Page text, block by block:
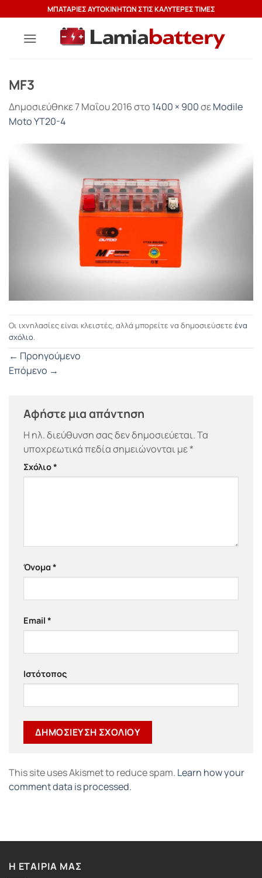
στο
περιεχόμενο
ΜΠΑΤΑΡΙΕΣ ΑΥΤΟΚΙΝΗΤΩΝ ΣΤΙΣ ΚΑΛΥΤΕΡΕΣ ΤΙΜΕΣ
MF3
Δημοσιεύθηκε7 Μαΐου 2016στο 1400 × 900σεModile
Moto YT20-4
Οι ιχνηλασίες είναι κλειστές, αλλά μπορείτε να δημοσιεύσετε ένα
σχόλιο.
← Προηγούμενο
Επόμενο →
Αφήστε μια απάντηση
Η ηλ. διεύθυνση σας δεν δημοσιεύεται.Τα
υποχρεωτικά πεδία σημειώνονται με*
Σχόλιο*
Όνομα*
Email *
Ιστότοπος
This site uses Akismet to reduce spam. Learn how your
comment data is processed.
Η ΕΤΑΙΡΙΑ ΜΑΣ